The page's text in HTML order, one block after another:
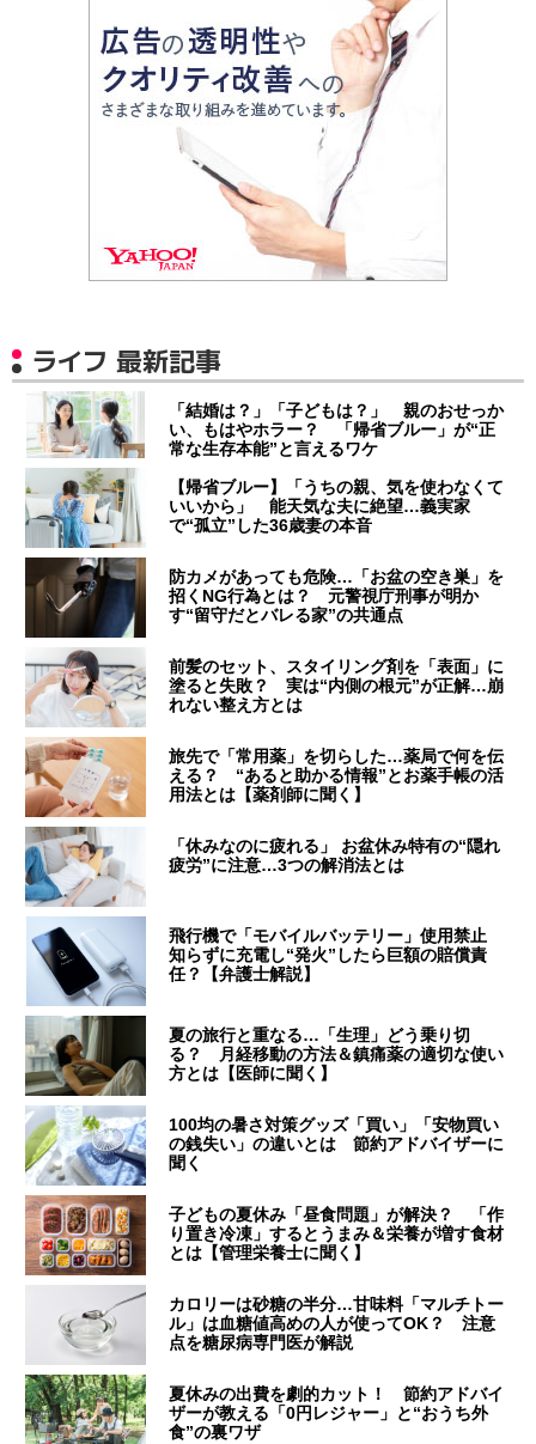
ライフ 最新記事
「結婚は？」「子どもは？」 親のおせっか
い、もはやホラー？ 「帰省ブルー」が“正
常な生存本能”と言えるワケ
【帰省ブルー】「うちの親、気を使わなくて
いいから」 能天気な夫に絶望…義実家
で“孤立”した36歳妻の本音
防カメがあっても危険…「お盆の空き巣」を
招くNG行為とは？ 元警視庁刑事が明か
す“留守だとバレる家”の共通点
前髪のセット、スタイリング剤を「表面」に
塗ると失敗？ 実は“内側の根元”が正解…崩
れない整え方とは
旅先で「常用薬」を切らした…薬局で何を伝
える？ “あると助かる情報”とお薬手帳の活
用法とは【薬剤師に聞く】
「休みなのに疲れる」 お盆休み特有の“隠れ
疲労”に注意…3つの解消法とは
飛行機で「モバイルバッテリー」使用禁止
知らずに充電し“発火”したら巨額の賠償責
任？【弁護士解説】
夏の旅行と重なる…「生理」どう乗り切
る？ 月経移動の方法＆鎮痛薬の適切な使い
方とは【医師に聞く】
100均の暑さ対策グッズ「買い」「安物買い
の銭失い」の違いとは 節約アドバイザーに
聞く
子どもの夏休み「昼食問題」が解決？ 「作
り置き冷凍」するとうまみ＆栄養が増す食材
とは【管理栄養士に聞く】
カロリーは砂糖の半分…甘味料「マルチトー
ル」は血糖値高めの人が使ってOK？ 注意
点を糖尿病専門医が解説
夏休みの出費を劇的カット！ 節約アドバイ
ザーが教える「0円レジャー」と“おうち外
食”の裏ワザ